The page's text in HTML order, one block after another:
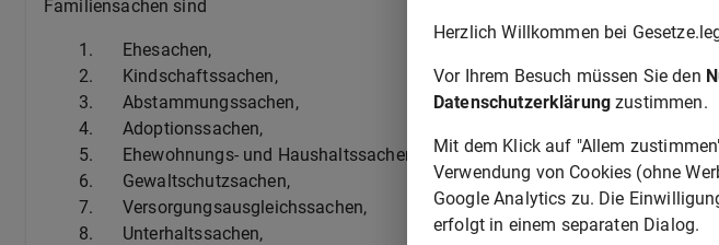
Familiensachen sind
1.
Ehesachen,
2.
Kindschaftssachen,
3.
Abstammungssachen,
4.
Adoptionssachen,
5.
Ehewohnungs- und Haushaltssachen,
6.
Gewaltschutzsachen,
7.
Versorgungsausgleichssachen,
8.
Unterhaltssachen,
Herzlich Willkommen bei
Vor Ihrem Besuch müssen Sie den
Datenschutzerklärung zustimmen.
Mit dem Klick auf "Allem
Verwendung von Cookies (ohne
Google Analytics zu. Die
erfolgt in einem separaten Dialog.